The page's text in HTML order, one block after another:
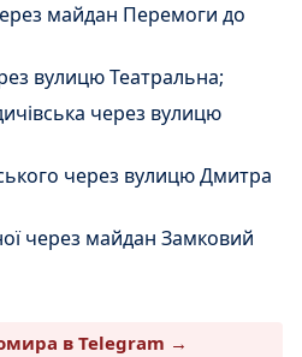
майдан Перемоги до
вулицю Театральна;
через вулицю
через вулицю Дмитра
через майдан Замковий
в Telegram →